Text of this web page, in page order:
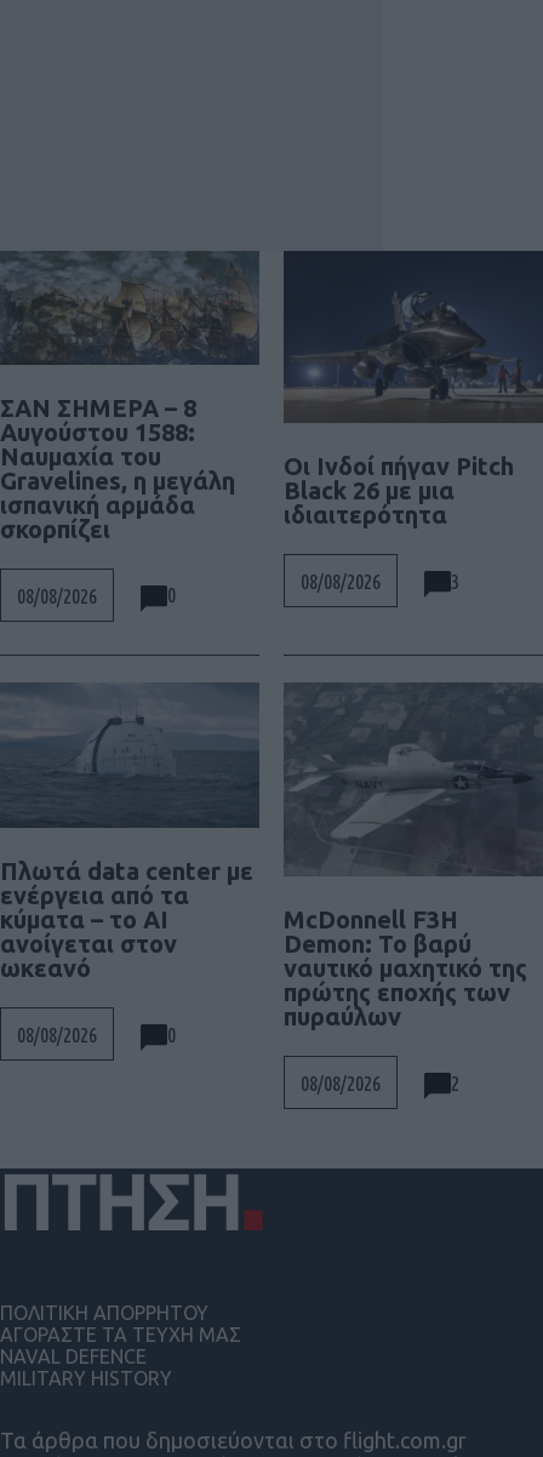
ΣΑΝ ΣΗΜΕΡΑ – 8
Αυγούστου 1588:
Ναυμαχία του
Gravelines, η μεγάλη
ισπανική αρμάδα
σκορπίζει
08/08/2026 0
Οι Ινδοί πήγαν Pitch
Black 26 με μια
ιδιαιτερότητα
08/08/2026 3
Πλωτά data center με
ενέργεια από τα
κύματα – το AI
ανοίγεται στον
ωκεανό
08/08/2026 0
McDonnell F3H
Demon: Το βαρύ
ναυτικό μαχητικό της
πρώτης εποχής των
πυραύλων
08/08/2026 2
Τα άρθρα που δημοσιεύονται στο flight.com.gr
ΠΟΛΙΤΙΚΗ ΑΠΟΡΡΗΤΟΥ
ΑΓΟΡΑΣΤΕ ΤΑ ΤΕΥΧΗ ΜΑΣ
NAVAL DEFENCE
MILITARY HISTORY